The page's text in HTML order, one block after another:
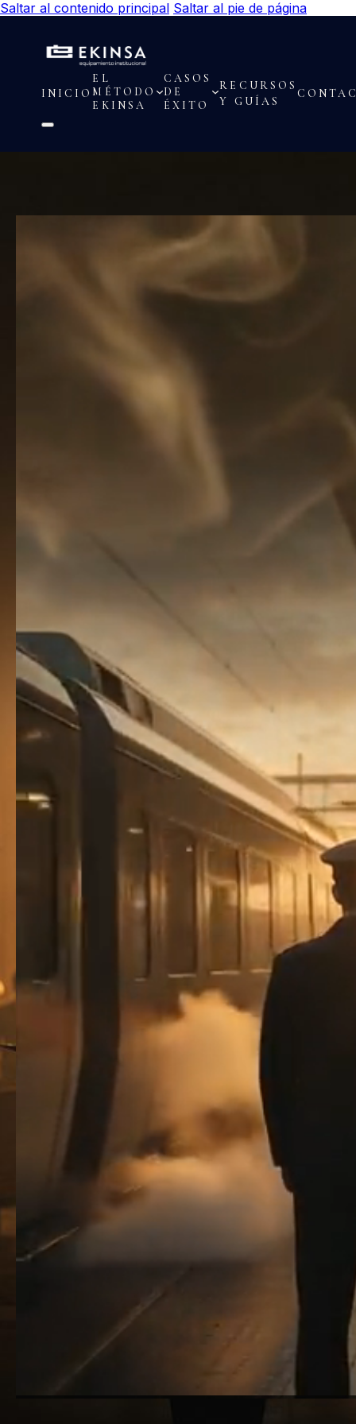
Saltar al contenido principal Saltar al pie de página
INICIO
EL
MÉTODO
EKINSA
CASOS
DE
ÉXITO
RECURSOS
Y GUÍAS